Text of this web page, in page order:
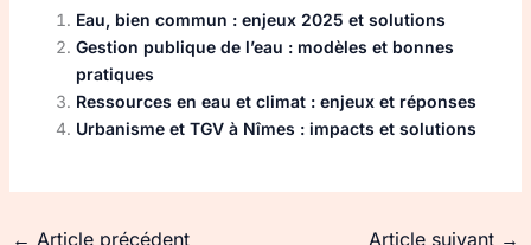
Eau, bien commun : enjeux 2025 et solutions
Gestion publique de l’eau : modèles et bonnes
pratiques
Ressources en eau et climat : enjeux et réponses
Urbanisme et TGV à Nîmes : impacts et solutions
← Article précédent Article suivant →